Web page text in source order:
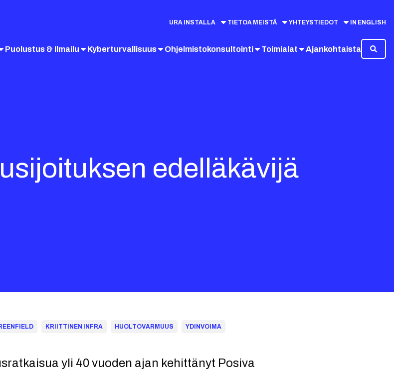
URA INSTALLA TIETOA MEISTÄ YHTEYSTIEDOT IN ENGLISH
Puolustus & Ilmailu Kyberturvallisuus Ohjelmistokonsultointi Toimialat Ajankohtaista
edelläkävijä
KRIITTINEN INFRA HUOLTOVARMUUS YDINVOIMA
yli 40 vuoden ajan kehittänyt Posiva